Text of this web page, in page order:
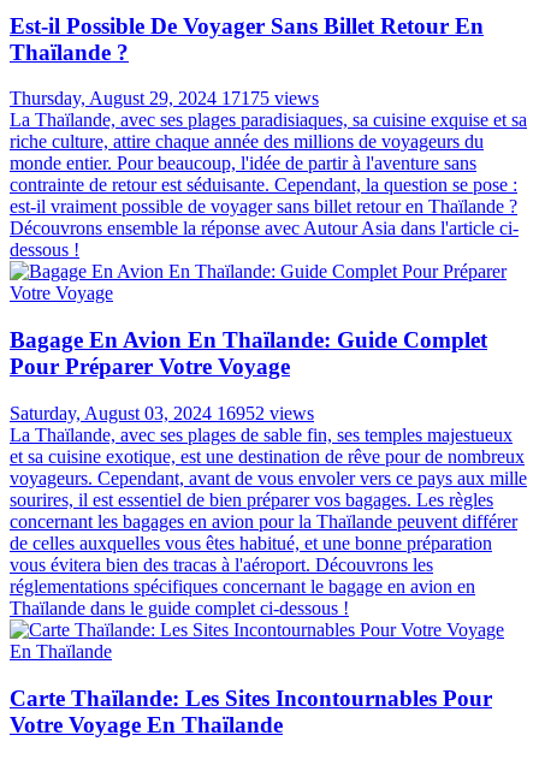
Est-il Possible De Voyager Sans Billet Retour En
Thaïlande ?
Thursday, August 29, 2024 17175 views
La Thaïlande, avec ses plages paradisiaques, sa cuisine exquise et sa
riche culture, attire chaque année des millions de voyageurs du
monde entier. Pour beaucoup, l'idée de partir à l'aventure sans
contrainte de retour est séduisante. Cependant, la question se pose :
est-il vraiment possible de voyager sans billet retour en Thaïlande ?
Découvrons ensemble la réponse avec Autour Asia dans l'article ci-
dessous !
Bagage En Avion En Thaïlande: Guide Complet
Pour Préparer Votre Voyage
Saturday, August 03, 2024 16952 views
La Thaïlande, avec ses plages de sable fin, ses temples majestueux
et sa cuisine exotique, est une destination de rêve pour de nombreux
voyageurs. Cependant, avant de vous envoler vers ce pays aux mille
sourires, il est essentiel de bien préparer vos bagages. Les règles
concernant les bagages en avion pour la Thaïlande peuvent différer
de celles auxquelles vous êtes habitué, et une bonne préparation
vous évitera bien des tracas à l'aéroport. Découvrons les
réglementations spécifiques concernant le bagage en avion en
Thaïlande dans le guide complet ci-dessous !
Carte Thaïlande: Les Sites Incontournables Pour
Votre Voyage En Thaïlande